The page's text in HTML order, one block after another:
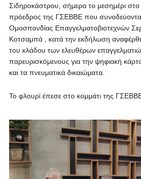
Σιδηροκάστρου, σήμερα το μεσημέρι
πρόεδρος της ΓΣΕΒΒΕ που
Ομοσπονδίας Επαγγελματοβιοτεχνών
Κοτσαμπά , κατά την εκδήλωση
του κλάδου των ελευθέρων
παρευρισκόμενους για την ψηφιακή
και τα πνευματικά δικαιώματα.
Το φλουρί έπεσε στο κομμάτι της